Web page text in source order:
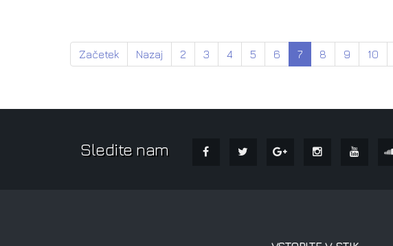
Začetek Nazaj 2 3 4 5 6 7 8 9 10
Sledite nam